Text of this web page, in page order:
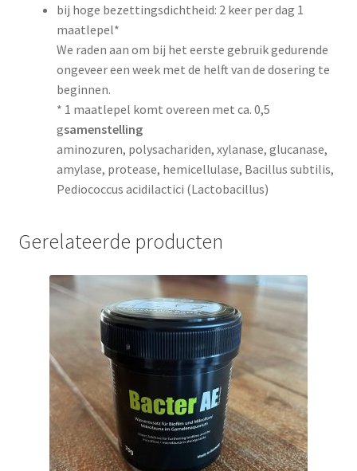
bij hoge bezettingsdichtheid: 2 keer per dag 1
maatlepel*
We raden aan om bij het eerste gebruik gedurende
ongeveer een week met de helft van de dosering te
beginnen.
* 1 maatlepel komt overeen met ca. 0,5
gsamenstelling
aminozuren, polysachariden, xylanase, glucanase,
amylase, protease, hemicellulase, Bacillus subtilis,
Pediococcus acidilactici (Lactobacillus)
Gerelateerde producten